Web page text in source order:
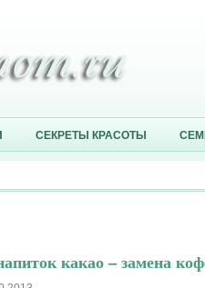
СЕКРЕТЫ КРАСОТЫ
какао – замена